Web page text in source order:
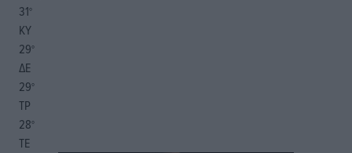
31°
ΚΥ
29°
ΔΕ
29°
ΤΡ
28°
ΤΕ